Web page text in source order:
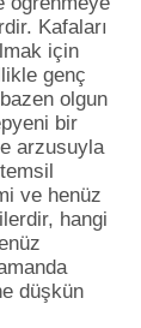
Kafaları
için
genç
olgun
bir
arzusuyla
ve henüz
hangi
düşkün